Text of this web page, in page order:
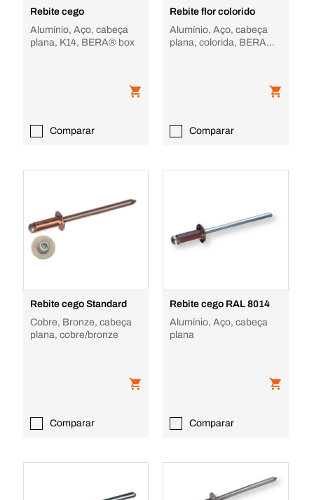
Rebite cego
Alumínio, Aço, cabeça
plana, K14, BERA® box
Comparar
Rebite flor colorido
Alumínio, Aço, cabeça
plana, colorida, BERA®
Comparar
Rebite cego Standard
Cobre, Bronze, cabeça
plana, cobre/bronze
Comparar
Rebite cego RAL 8014
Alumínio, Aço, cabeça
plana
Comparar